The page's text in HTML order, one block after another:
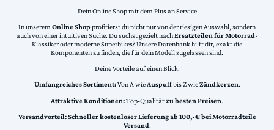
Dein Online Shop mit dem Plus an Service
In unserem Online Shopprofitierst du nicht nur von der riesigen Auswahl, sondern
auch von einer intuitiven Suche. Du suchst gezielt nachErsatzteilen für Motorrad-
Klassiker oder moderne Superbikes? Unsere Datenbank hilft dir, exakt die
Komponenten zu finden, die für dein Modell zugelassen sind.
Deine Vorteile auf einen Blick:
Umfangreiches Sortiment:Von A wieAuspuffbis Z wieZündkerzen.
Attraktive Konditionen:Top-Qualitätzu besten Preisen.
Versandvorteil:Schneller kostenloser Lieferung ab 100,-€ bei Motorradteile
Versand.